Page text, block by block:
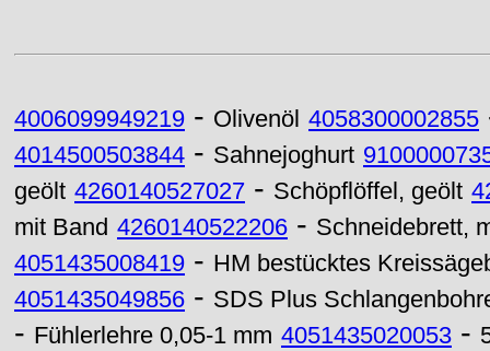
4006099949219 - Olivenöl 4058300002855
4014500503844 - Sahnejoghurt
geölt 4260140527027 - Schöpflöffel, geölt
mit Band 4260140522206 - Schneidebrett,
4051435008419 - HM bestücktes
4051435049856 - SDS Plus
- Fühlerlehre 0,05-1 mm 4051435020053 -